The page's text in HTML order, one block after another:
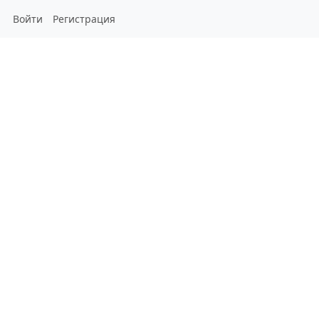
Войти Регистрация